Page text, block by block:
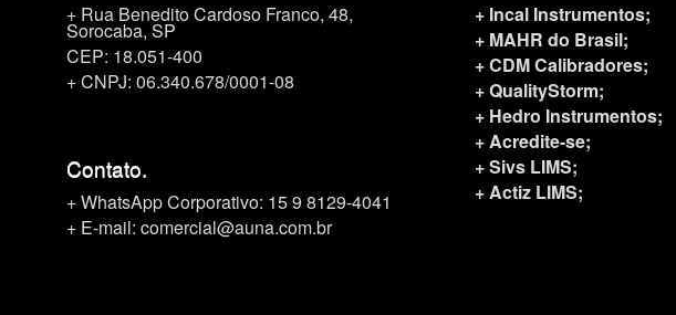
+ Rua Benedito Cardoso Franco, 48,
Sorocaba, SP
CEP: 18.051-400
+ CNPJ: 06.340.678/0001-08
Contato.
+ WhatsApp Corporativo: 15 9 8129-4041
+ E-mail: comercial@auna.com.br
+ Incal Instrumentos;
+ MAHR do Brasil;
+ CDM Calibradores;
+ QualityStorm;
+ Hedro Instrumentos;
+ Acredite-se;
+ Sivs LIMS;
+ Actiz LIMS;